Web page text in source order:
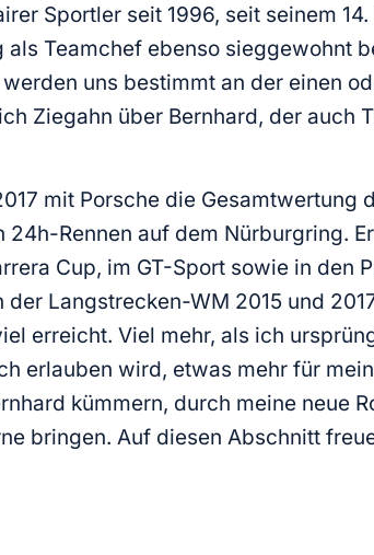
Sportler seit 1996, seit seinem
als Teamchef ebenso sieggewohnt
uns bestimmt an der einen
Ziegahn über Bernhard, der
mit Porsche die
Rennen auf dem Nürburgring.
Cup, im GT-Sport sowie in den
Langstrecken-WM 2015 und
erreicht. Viel mehr, als ich
erlauben wird, etwas mehr für
kümmern, durch meine neue
bringen. Auf diesen Abschnitt